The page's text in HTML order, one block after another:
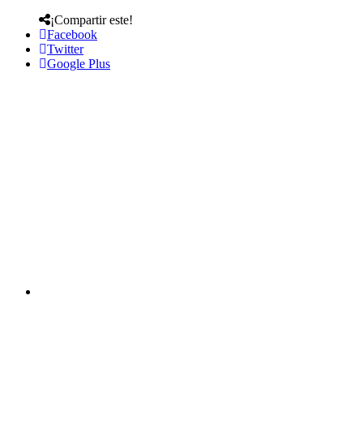
¡Compartir este!
Facebook
Twitter
Google Plus